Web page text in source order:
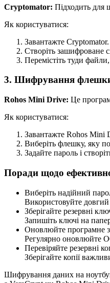
Cryptomator: Підходить для
Як користуватися:
Завантажте Cryptomator.
Створіть зашифроване
Перемістіть туди
3. Шифрування
Rohos Mini Drive: Це
Як користуватися:
Завантажте Rohos Mini
Виберіть флешку, яку
Задайте пароль і
Поради щодо
Виберіть надійний
Використовуйте
Зберігайте резервні
Запишіть ключі на
Оновлюйте програмне
Регулярно оновлюйте
Перевіряйте резервні
Зберігайте копії
Шифрування даних на